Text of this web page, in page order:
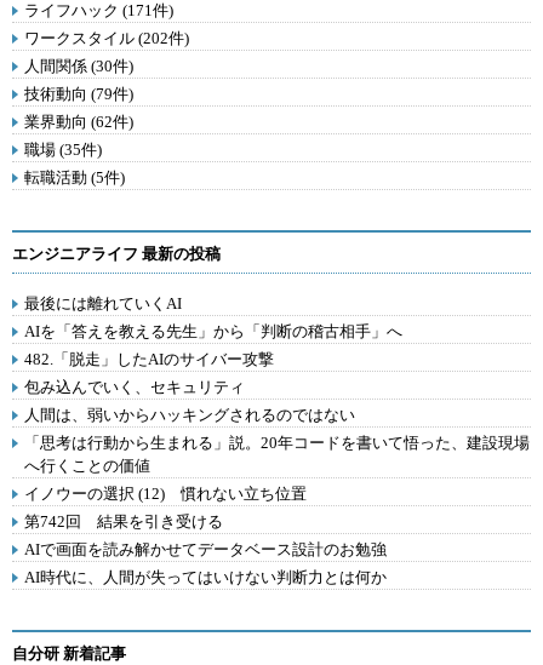
ライフハック (171件)
ワークスタイル (202件)
人間関係 (30件)
技術動向 (79件)
業界動向 (62件)
職場 (35件)
転職活動 (5件)
エンジニアライフ 最新の投稿
最後には離れていくAI
AIを「答えを教える先生」から「判断の稽古相手」へ
482.「脱走」したAIのサイバー攻撃
包み込んでいく、セキュリティ
人間は、弱いからハッキングされるのではない
「思考は行動から生まれる」説。20年コードを書いて悟った、建設現場
へ行くことの価値
イノウーの選択 (12) 慣れない立ち位置
第742回 結果を引き受ける
AIで画面を読み解かせてデータベース設計のお勉強
AI時代に、人間が失ってはいけない判断力とは何か
自分研 新着記事